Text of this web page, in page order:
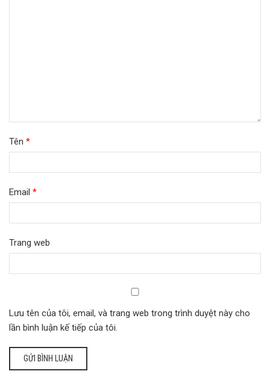
Tên *
Email *
Trang web
Lưu tên của tôi, email, và trang web trong trình duyệt này cho
lần bình luận kế tiếp của tôi.